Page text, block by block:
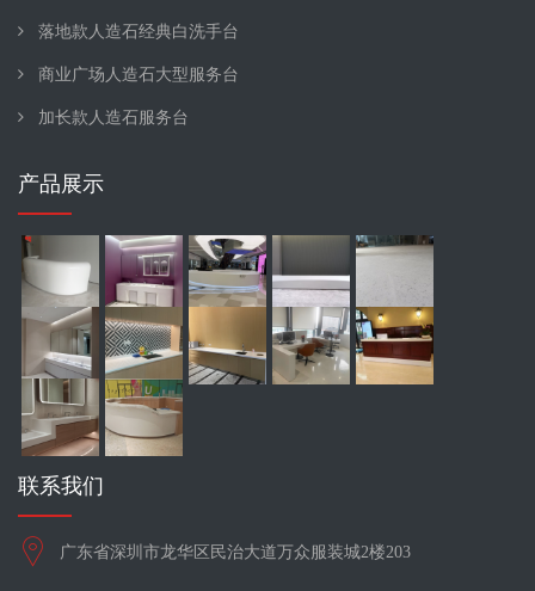
落地款人造石经典白洗手台
商业广场人造石大型服务台
加长款人造石服务台
产品展示
联系我们
广东省深圳市龙华区民治大道万众服装城2楼203